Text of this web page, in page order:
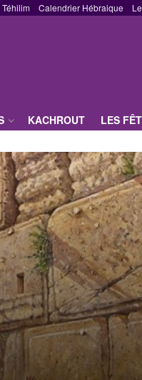
Téhilim Calendrier Hébraique
KACHROUT LES